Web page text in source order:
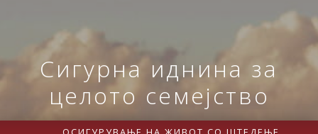
Сигурна иднина за
целото семејство